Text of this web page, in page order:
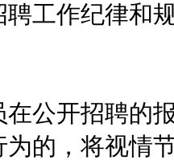
聘工作纪律和
开招聘的报
的，将视情